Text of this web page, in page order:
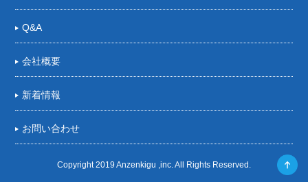
Q&A
会社概要
新着情報
お問い合わせ
Copyright 2019 Anzenkigu ,inc. All Rights Reserved.